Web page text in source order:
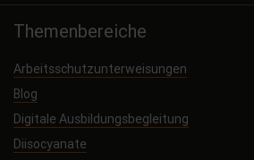
Themenbereiche
Arbeitsschutzunterweisungen
Blog
Digitale Ausbildungsbegleitung
Diisocyanate